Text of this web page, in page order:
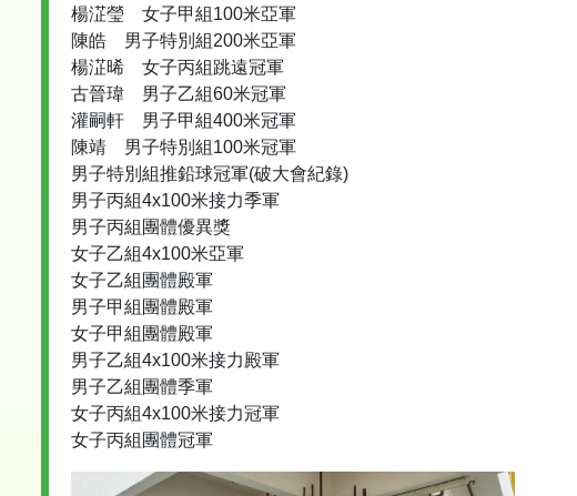
楊淽瑩 女子甲組100米亞軍
陳皓 男子特別組200米亞軍
楊淽晞 女子丙組跳遠冠軍
古晉瑋 男子乙組60米冠軍
灌嗣軒 男子甲組400米冠軍
陳靖 男子特別組100米冠軍
男子特別組推鉛球冠軍(破大會紀錄)
男子丙組4x100米接力季軍
男子丙組團體優異獎
女子乙組4x100米亞軍
女子乙組團體殿軍
男子甲組團體殿軍
女子甲組團體殿軍
男子乙組4x100米接力殿軍
男子乙組團體季軍
女子丙組4x100米接力冠軍
女子丙組團體冠軍